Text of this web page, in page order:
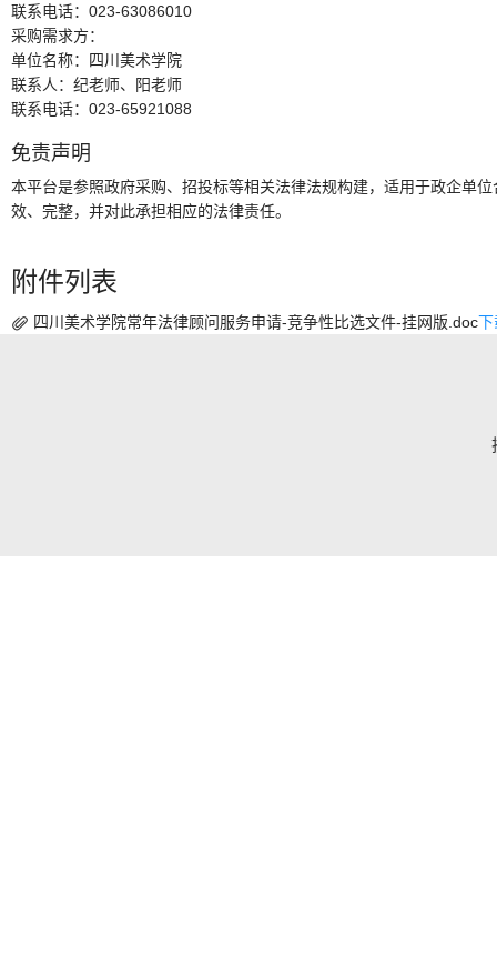
联系电话： 023-63086010
采购需求方：
单位名称：
四川美术学院
联系人： 纪老师、阳老师
联系电话： 023-65921088
免责声明
本平台是参照政府采购、招投标等相关法律法规构建，适用于政企单
效、完整，并对此承担相应的法律责任。
附件列表
四川美术学院常年法律顾问服务申请-竞争性比选文件-挂网版.doc下